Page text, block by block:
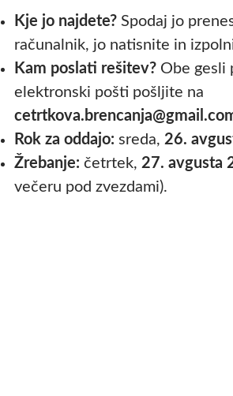
Kje jo najdete? Spodaj jo
računalnik, jo natisnite in
Kam poslati rešitev? Obe gesli
elektronski pošti pošljite na
Rok za oddajo: sreda, 26.
Žrebanje: četrtek, 27. avgusta
večeru pod zvezdami).